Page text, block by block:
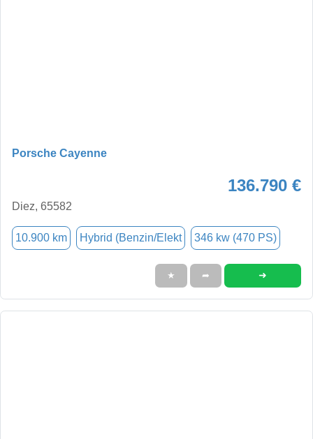
Porsche Cayenne
136.790 €
Diez, 65582
10.900 km Hybrid (Benzin/Elekt 346 kw (470 PS)
★ ➦ ➜